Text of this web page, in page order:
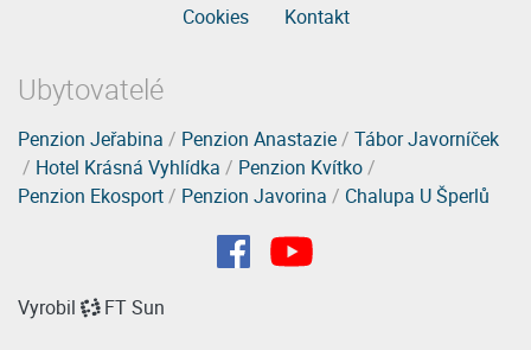
Cookies
Kontakt
Ubytovatelé
Penzion Jeřabina / Penzion Anastazie/ Tábor Javorníček
/ Hotel Krásná Vyhlídka / Penzion Kvítko/
Penzion Ekosport/ Penzion Javorina / Chalupa U Šperlů
Vyrobil FT Sun